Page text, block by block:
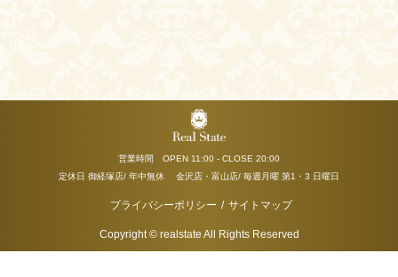
営業時間 OPEN 11:00 - CLOSE 20:00
定休日 御経塚店/ 年中無休 金沢店・富山店/ 毎週月曜 第1・3 日曜日
プライバシーポリシー / サイトマップ
Copyright © realstate All Rights Reserved